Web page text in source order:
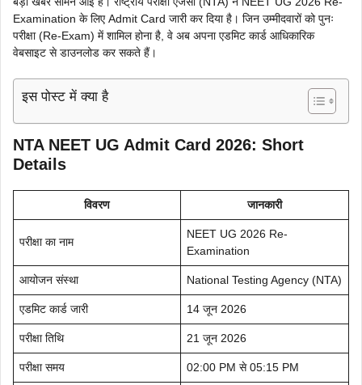
Examination के लिए Admit Card जारी कर दिया है। जिन उम्मीदवारों को पुनः
परीक्षा (Re-Exam) में शामिल होना है, वे अब अपना एडमिट कार्ड आधिकारिक
वेबसाइट से डाउनलोड कर सकते हैं।
इस पोस्ट में क्या है
NTA NEET UG Admit Card 2026: Short
Details
विवरण जानकारी
परीक्षा का नाम
NEET UG 2026 Re-
Examination
आयोजन संस्था National Testing Agency (NTA)
एडमिट कार्ड जारी 14 जून 2026
परीक्षा तिथि 21 जून 2026
परीक्षा समय 02:00 PM से 05:15 PM